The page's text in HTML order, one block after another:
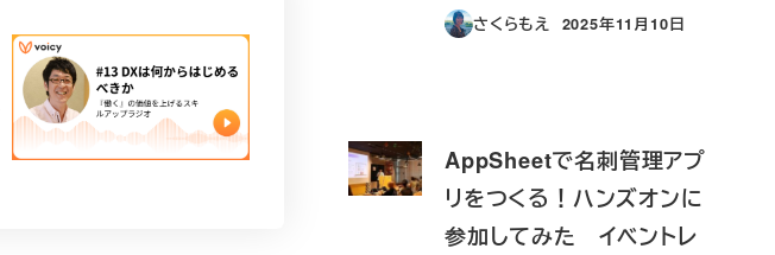
さくらもえ
投稿日
2025年11月10日
AppSheetで名刺管理アプ
リをつくる！ハンズオンに
参加してみた イベントレ